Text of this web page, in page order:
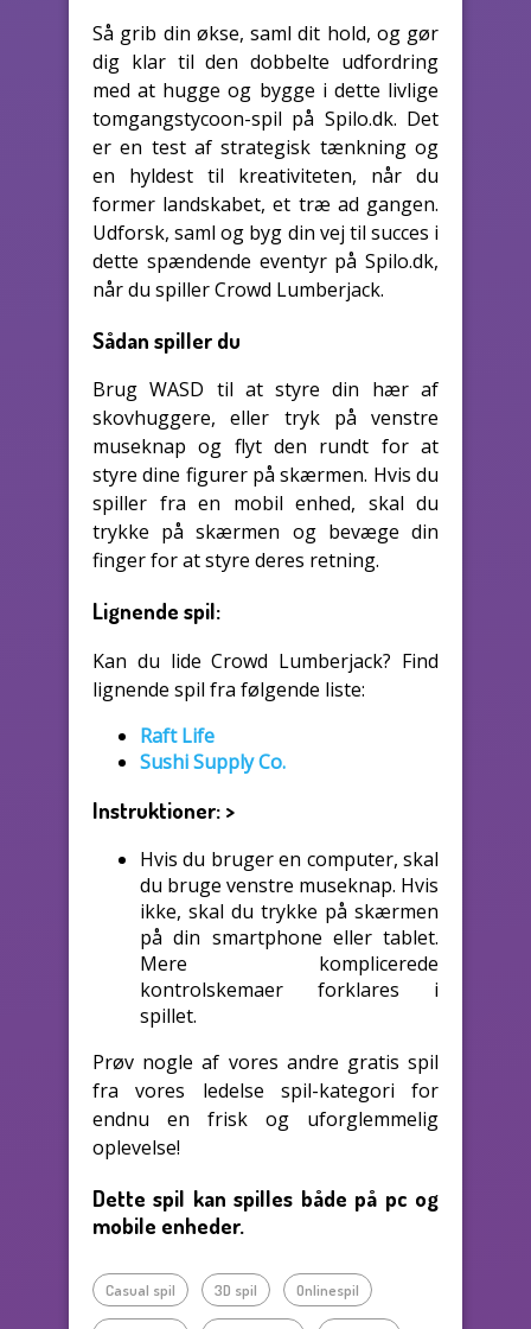
Så grib din økse, saml dit hold, og gør
dig klar til den dobbelte udfordring
med at hugge og bygge i dette livlige
tomgangstycoon-spil på Spilo.dk. Det
er en test af strategisk tænkning og
en hyldest til kreativiteten, når du
former landskabet, et træ ad gangen.
Udforsk, saml og byg din vej til succes i
dette spændende eventyr på Spilo.dk,
når du spiller Crowd Lumberjack.
Sådan spiller du
Brug WASD til at styre din hær af
skovhuggere, eller tryk på venstre
museknap og flyt den rundt for at
styre dine figurer på skærmen. Hvis du
spiller fra en mobil enhed, skal du
trykke på skærmen og bevæge din
finger for at styre deres retning.
Lignende spil:
Kan du lide Crowd Lumberjack? Find
lignende spil fra følgende liste:
Raft Life
Sushi Supply Co.
Instruktioner: >
Hvis du bruger en computer, skal
du bruge venstre museknap. Hvis
ikke, skal du trykke på skærmen
på din smartphone eller tablet.
Mere komplicerede
kontrolskemaer forklares i
spillet.
Prøv nogle af vores andre gratis spil
fra vores ledelse spil-kategori for
endnu en frisk og uforglemmelig
oplevelse!
Dette spil kan spilles både på pc og
mobile enheder.
Casual spil 3D spil Onlinespil